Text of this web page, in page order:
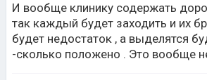
И вообще клинику содержать
так каждый будет заходить и их
будет недостаток , а выделятся
-сколько положено . Это вообще